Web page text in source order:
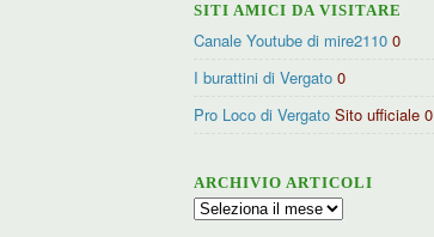
SITI AMICI DA VISITARE
Canale Youtube di mire2110 0
I burattini di Vergato 0
Pro Loco di Vergato Sito ufficiale 0
ARCHIVIO ARTICOLI
Archivio